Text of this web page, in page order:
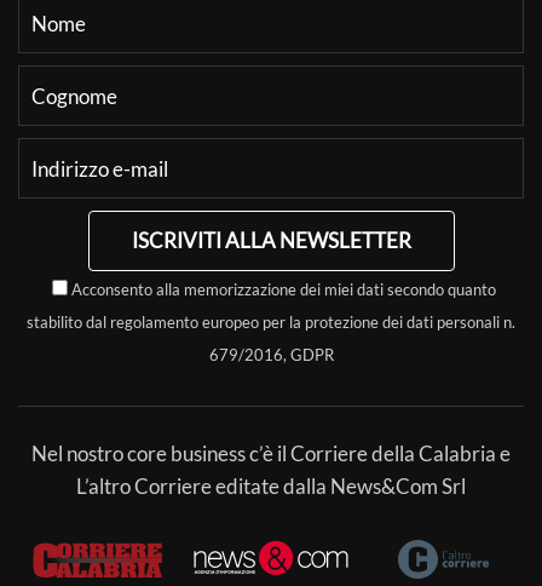
ISCRIVITI ALLA NEWSLETTER
Acconsento alla memorizzazione dei miei dati secondo quanto
stabilito dal regolamento europeo per la protezione dei dati personali n.
679/2016, GDPR
Nel nostro core business c’è il Corriere della Calabria e
L’altro Corriere editate dalla News&Com Srl